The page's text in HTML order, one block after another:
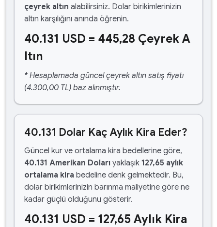
çeyrek altın alabilirsiniz. Dolar birikimlerinizin
altın karşılığını anında öğrenin.
40.131 USD = 445,28 Çeyrek A
ltın
* Hesaplamada güncel çeyrek altın satış fiyatı
(4.300,00 TL) baz alınmıştır.
40.131 Dolar Kaç Aylık Kira Eder?
Güncel kur ve ortalama kira bedellerine göre,
40.131 Amerikan Doları yaklaşık 127,65 aylık
ortalama kira bedeline denk gelmektedir. Bu,
dolar birikimlerinizin barınma maliyetine göre ne
kadar güçlü olduğunu gösterir.
40.131 USD = 127,65 Aylık Kira